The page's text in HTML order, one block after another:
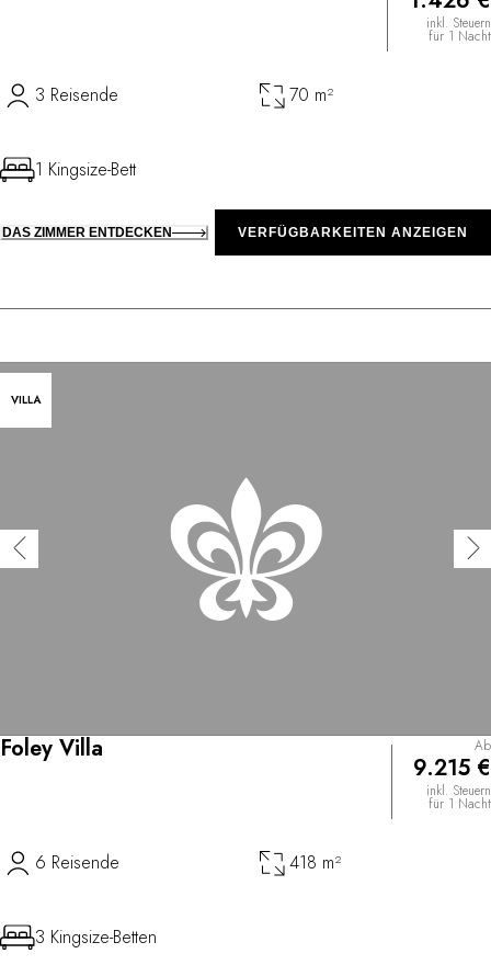
inkl. Steuern
für 1 Nacht
3 Reisende 70 m²
1 Kingsize-Bett
DAS ZIMMER ENTDECKEN VERFÜGBARKEITEN ANZEIGEN
VILLA
Foley Villa Ab
9.215 €
inkl. Steuern
für 1 Nacht
6 Reisende 418 m²
3 Kingsize-Betten